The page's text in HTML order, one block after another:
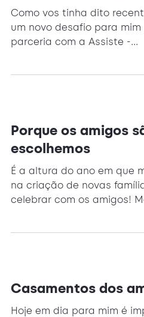
Como vos tinha dito
um novo desafio para
parceria com a Assiste -...
Porque os amigos
escolhemos
É a altura do ano em que
na criação de novas
Casamentos dos
Hoje em dia para mim é